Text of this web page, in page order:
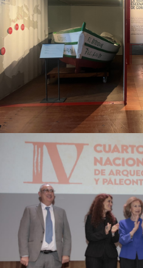
Museu Marítim
Campanyes culturals
i
Fundació
Nacional
Campanyes culturals